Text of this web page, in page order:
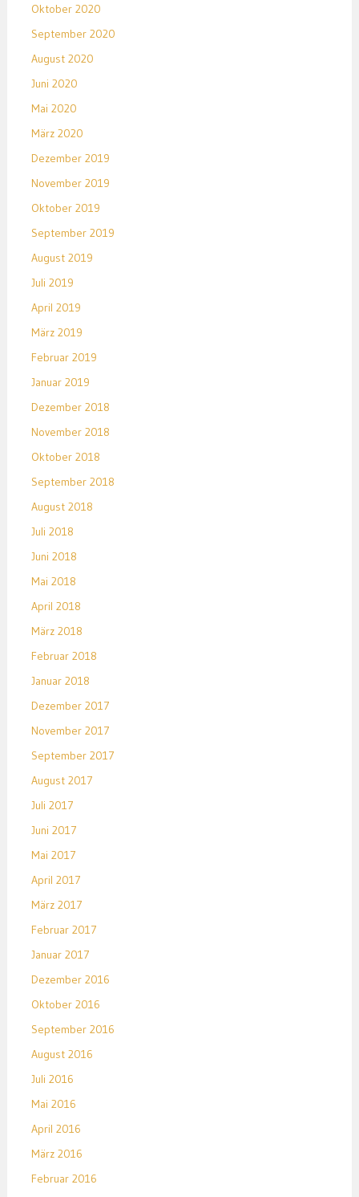
Oktober 2020
September 2020
August 2020
Juni 2020
Mai 2020
März 2020
Dezember 2019
November 2019
Oktober 2019
September 2019
August 2019
Juli 2019
April 2019
März 2019
Februar 2019
Januar 2019
Dezember 2018
November 2018
Oktober 2018
September 2018
August 2018
Juli 2018
Juni 2018
Mai 2018
April 2018
März 2018
Februar 2018
Januar 2018
Dezember 2017
November 2017
September 2017
August 2017
Juli 2017
Juni 2017
Mai 2017
April 2017
März 2017
Februar 2017
Januar 2017
Dezember 2016
Oktober 2016
September 2016
August 2016
Juli 2016
Mai 2016
April 2016
März 2016
Februar 2016